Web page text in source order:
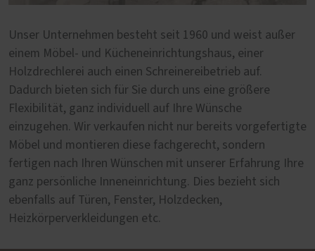
Unser Unternehmen besteht seit 1960 und weist außer
einem Möbel- und Kücheneinrichtungshaus, einer
Holzdrechlerei auch einen Schreinereibetrieb auf.
Dadurch bieten sich für Sie durch uns eine größere
Flexibilität, ganz individuell auf Ihre Wünsche
einzugehen. Wir verkaufen nicht nur bereits vorgefertigte
Möbel und montieren diese fachgerecht, sondern
fertigen nach Ihren Wünschen mit unserer Erfahrung Ihre
ganz persönliche Inneneinrichtung. Dies bezieht sich
ebenfalls auf Türen, Fenster, Holzdecken,
Heizkörperverkleidungen etc.